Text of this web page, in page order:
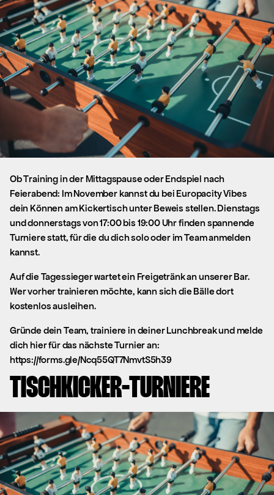
Ob Training in der Mittagspause oder Endspiel nach
Feierabend: Im November kannst du bei Europacity Vibes
dein Können am Kickertisch unter Beweis stellen. Dienstags
und donnerstags von 17:00 bis 19:00 Uhr finden spannende
Turniere statt, für die du dich solo oder im Team anmelden
kannst.
Auf die Tagessieger wartet ein Freigetränk an unserer Bar.
Wer vorher trainieren möchte, kann sich die Bälle dort
kostenlos ausleihen.
Gründe dein Team, trainiere in deiner Lunchbreak und melde
dich hier für das nächste Turnier an:
https://forms.gle/Ncq55QT7NmvtS5h39
TISCHKICKER-TURNIERE